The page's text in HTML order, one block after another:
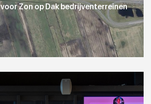
Zon op Dak bedrijventerreinen